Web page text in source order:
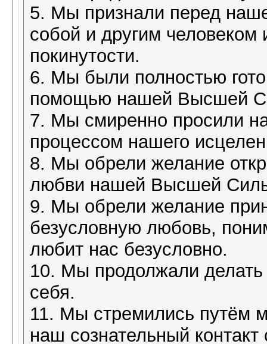
5. Мы признали перед
собой и другим
покинутости.
6. Мы были полностью
помощью нашей Высшей
7. Мы смиренно просили
процессом нашего
8. Мы обрели желание
любви нашей Высшей
9. Мы обрели желание
безусловную любовь,
любит нас безусловно.
10. Мы продолжали
себя.
11. Мы стремились путём
наш сознательный